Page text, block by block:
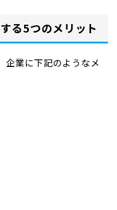
る5つのメリット
企業に下記のようなメ